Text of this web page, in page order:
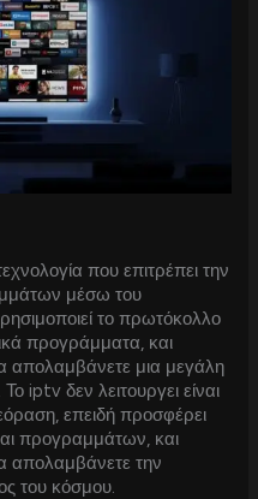
που επιτρέπει την
μέσω του
το πρωτόκολλο
προγράμματα, και
απολαμβάνετε μια μεγάλη
iptv δεν λειτουργει είναι
επειδή προσφέρει
προγραμμάτων, και
απολαμβάνετε την
του κόσμου.